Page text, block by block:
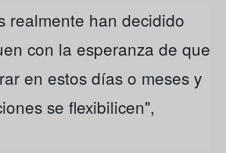
realmente han decidido
con la esperanza de que
en estos días o meses y
se flexibilicen",